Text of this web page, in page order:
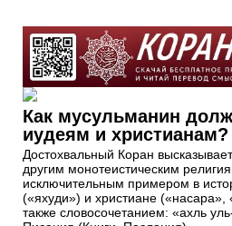
Как мусульманин
иудеям и христианам?
Достохвальный Коран
другим монотеистическим
исключительным примером в
(«яхуди») и христиане
также словосочетанием: «ахль